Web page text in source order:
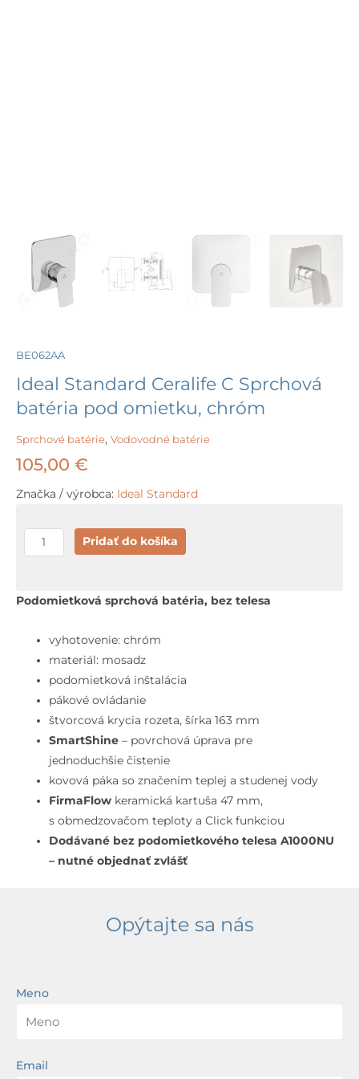
BE062AA
Ideal Standard Ceralife C Sprchová
batéria pod omietku, chróm
Sprchové batérie, Vodovodné batérie
105,00 €
Značka / výrobca: Ideal Standard
množstvo
Ideal
Ceralife
Sprchová
batéria
pod
omietku,
chróm
Pridať do košíka
Podomietková sprchová batéria, bez telesa
vyhotovenie: chróm
materiál: mosadz
podomietková inštalácia
pákové ovládanie
štvorcová krycia rozeta, šírka 163 mm
SmartShine – povrchová úprava pre
jednoduchšie čistenie
kovová páka so značením teplej a studenej vody
FirmaFlow keramická kartuša 47 mm,
s obmedzovačom teploty a Click funkciou
Dodávané bez podomietkového telesa A1000NU
– nutné objednať zvlášť
Opýtajte sa nás
Meno
Email